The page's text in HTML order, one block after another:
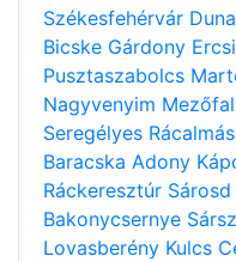
Székesfehérvár
Bicske Gárdony Ercsi
Pusztaszabolcs
Nagyvenyim
Seregélyes Rácalmás
Baracska Adony
Ráckeresztúr Sárosd
Bakonycsernye
Lovasberény Kulcs